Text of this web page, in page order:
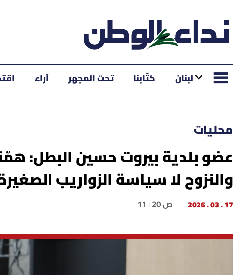
لبنان كتّابنا تحت المجهر آراء
محليات
عضو بلدية بيروت حسين البطل:
والنزوح لا سياسة الزواريب
17 . 03 . 2026 11 : 20 ص